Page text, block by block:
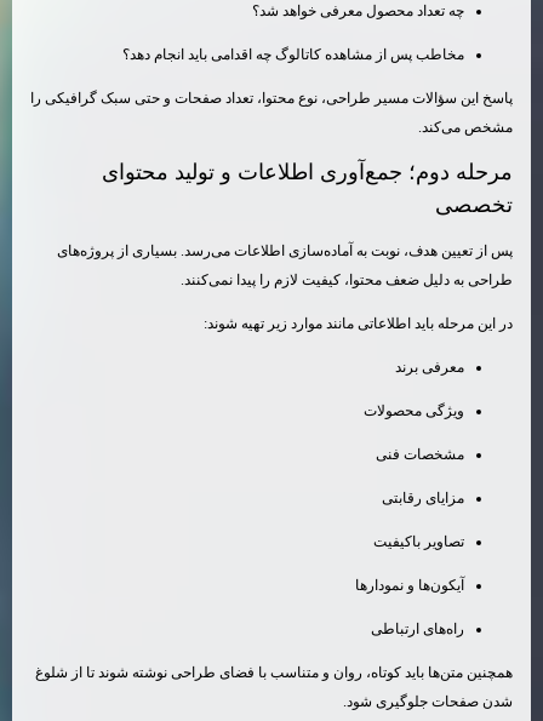
چه تعداد محصول معرفی خواهد شد؟
مخاطب پس از مشاهده کاتالوگ چه اقدامی باید انجام دهد؟
پاسخ این سؤالات مسیر طراحی، نوع محتوا، تعداد صفحات و حتی سبک گرافیکی را
مشخص می‌کند.
مرحله دوم؛ جمع‌آوری اطلاعات و تولید محتوای
تخصصی
پس از تعیین هدف، نوبت به آماده‌سازی اطلاعات می‌رسد. بسیاری از پروژه‌های
طراحی به دلیل ضعف محتوا، کیفیت لازم را پیدا نمی‌کنند.
در این مرحله باید اطلاعاتی مانند موارد زیر تهیه شوند:
معرفی برند
ویژگی محصولات
مشخصات فنی
مزایای رقابتی
تصاویر باکیفیت
آیکون‌ها و نمودارها
راه‌های ارتباطی
همچنین متن‌ها باید کوتاه، روان و متناسب با فضای طراحی نوشته شوند تا از شلوغ
شدن صفحات جلوگیری شود.